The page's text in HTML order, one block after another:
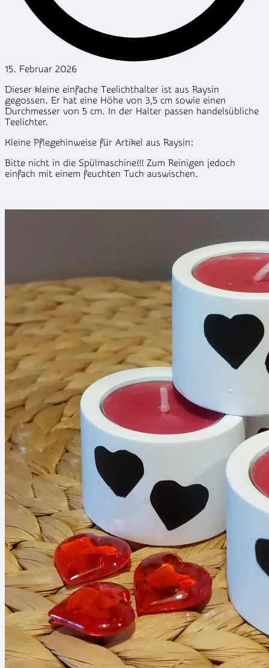
15. Februar 2026
Dieser kleine einfache Teelichthalter ist aus Raysin
gegossen. Er hat eine Höhe von 3,5 cm sowie einen
Durchmesser von 5 cm. In der Halter passen handelsübliche
Teelichter.
Kleine Pflegehinweise für Artikel aus Raysin:
Bitte nicht in die Spülmaschine!!! Zum Reinigen jedoch
einfach mit einem feuchten Tuch auswischen.